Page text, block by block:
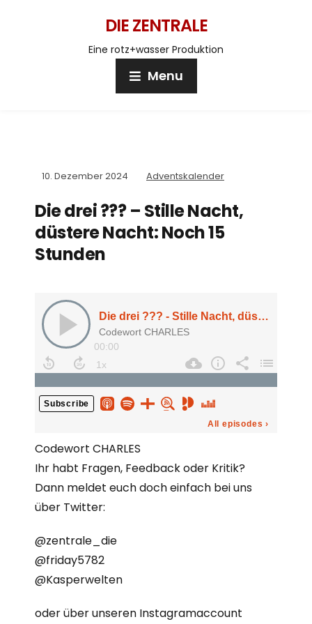
DIE ZENTRALE
Eine rotz+wasser Produktion
Menu
10. Dezember 2024 Adventskalender
Die drei ??? – Stille Nacht,
düstere Nacht: Noch 15
Stunden
Codewort CHARLES
Ihr habt Fragen, Feedback oder Kritik?
Dann meldet euch doch einfach bei uns
über Twitter:
@zentrale_die
@friday5782
@Kasperwelten
oder über unseren Instagramaccount